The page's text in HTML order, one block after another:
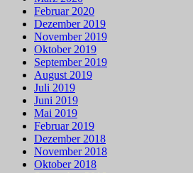
Februar 2020
Dezember 2019
November 2019
Oktober 2019
September 2019
August 2019
Juli 2019
Juni 2019
Mai 2019
Februar 2019
Dezember 2018
November 2018
Oktober 2018